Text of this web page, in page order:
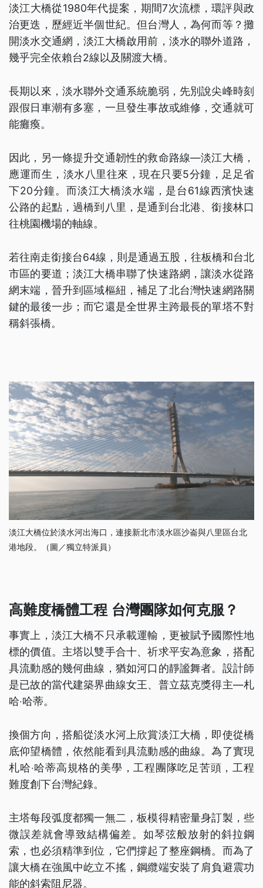
淡江大橋從1980年代提案，期間7次流標，環評與政
治更迭，歷經近半個世紀。但台灣人，為何而等？攤
開淡水交通網，淡江大橋啟用前，淡水的聯外道路，
幾乎完全依賴台2線以及關渡大橋。
長期以來，淡水聯外交通系統脆弱，先別說尖峰時刻
跟假日車潮有多塞，一旦發生事故或維修，交通就可
能癱瘓。
因此，另一條提升交通韌性的救命路線—淡江大橋，
應運而生，淡水八里往來，現在只要5分鐘，足足省
下20分鐘。而淡江大橋淡水端，是台61線西濱快速
公路的起點，過橋到八里，是通到台北港、銜接林口
往桃園機場的軸線。
若往南走銜接台64線，則是通過五股，往板橋和台北
市區的要道；淡江大橋串聯了快速路網，讓淡水從路
網末端，晉升到區域樞紐，補足了北台灣快速網路關
鍵的最後一步；而它還是全世界主跨最長的單塔不對
稱斜張橋。
淡江大橋位於淡水河出海口，連接新北市淡水區沙崙與八里區台北
港地段。（圖／獨立特派員）
高難度橋體工程 台灣團隊如何克服？
事實上，淡江大橋不只承載運輸，更被賦予國際性地
標的價值。主塔以雙手合十、祈求平安為意象，搭配
具流動感的幾何曲線，猶如河口的靜謐舞者。設計師
是已故的當代建築界曲線女王、普立茲克獎得主—札
哈‧哈蒂。
換個方向，搭船從淡水河上欣賞淡江大橋，即使從橋
底仰望橋體，依然能看到具流動感的曲線。為了實現
札哈‧哈蒂高規格的美學，工程團隊吃足苦頭，工程
難度創下台灣紀錄。
主塔每段弧度都獨一無二，板模得精密量身訂製，些
微誤差就會導致結構偏差。如琴弦般放射的斜拉鋼
索，也必須精準到位，它們撐起了整座鋼橋。而為了
讓大橋在強風中屹立不搖，鋼纜端安裝了肩負避震功
能的斜索阻尼器。